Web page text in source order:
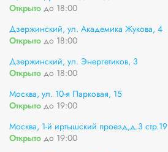
Открыто до 18:00
Дзержинский, ул. Академика Жукова, 4
Открыто до 18:00
Дзержинский, ул. Энергетиков, 3
Открыто до 18:00
Москва, ул. 10-я Парковая, 15
Открыто до 19:00
Москва, 1-й иртышский проезд,д.3 стр.19
Открыто до 19:00